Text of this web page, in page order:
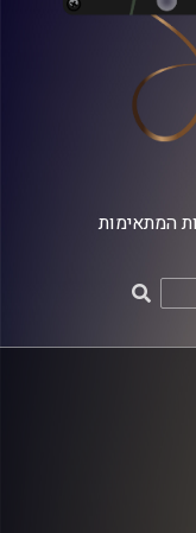
המתאימות